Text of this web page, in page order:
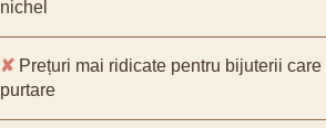
nichel
✘ Prețuri mai ridicate pentru bijuterii
purtare